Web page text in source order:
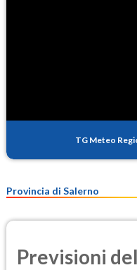
TG Meteo
Provincia di Salerno
Previsioni